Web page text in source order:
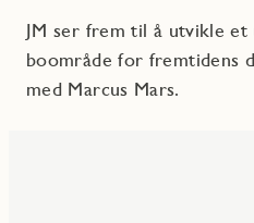
JM ser frem til å utvikle et
boområde for fremtidens
med Marcus Mars.